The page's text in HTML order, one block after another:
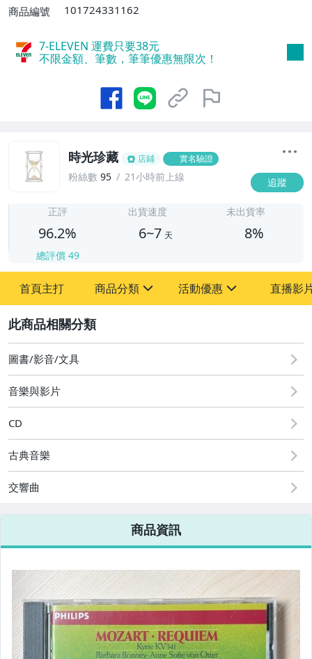
商品編號
101724331162
7-ELEVEN 運費只要38元
不限金額、筆數，筆筆優惠無限次！
時光珍藏 店鋪 實名驗證
粉絲數 95 21小時前上線 追蹤
正評
96.2%
總評價 49
出貨速度
6~7 天
未出貨率
8%
首頁主打 商品分類
其它
活動優惠
[全店] 粉絲專享
[全店] 週年慶
直播影
圖書/影音/文具
音樂與影片
CD
古典音樂
交響曲
商品資訊